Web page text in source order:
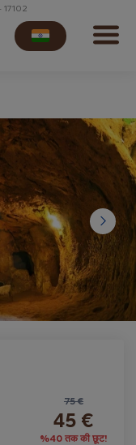
17102
75 €
45 €
%40 तक की छूट!